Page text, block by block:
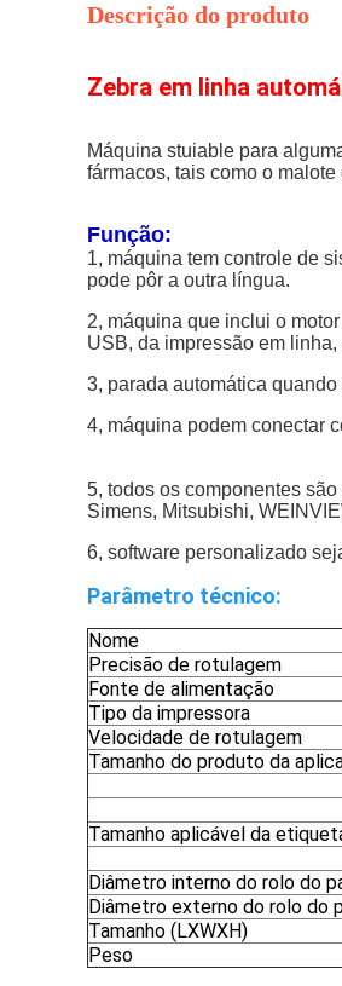
Descrição do produto
Zebra em linha
Máquina stuiable para
fármacos, tais como o
Função:
1, máquina tem controle de
pode pôr a outra língua.
2, máquina que inclui o
USB, da impressão em
3, parada automática
4, máquina podem conectar
5, todos os componentes
Simens, Mitsubishi,
6, software personalizado
Parâmetro técnico:
Nome
Precisão de rotulagem
Fonte de alimentação
Tipo da impressora
Velocidade de rotulagem
Tamanho do produto da
Tamanho aplicável da
Diâmetro interno do rolo do
Diâmetro externo do rolo do
Tamanho (LXWXH)
Peso